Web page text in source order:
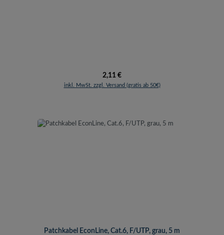
Regulärer Preis:
2,11 €
inkl. MwSt. zzgl. Versand (gratis ab 50€)
Patchkabel EconLine, Cat.6, F/UTP, grau, 5 m